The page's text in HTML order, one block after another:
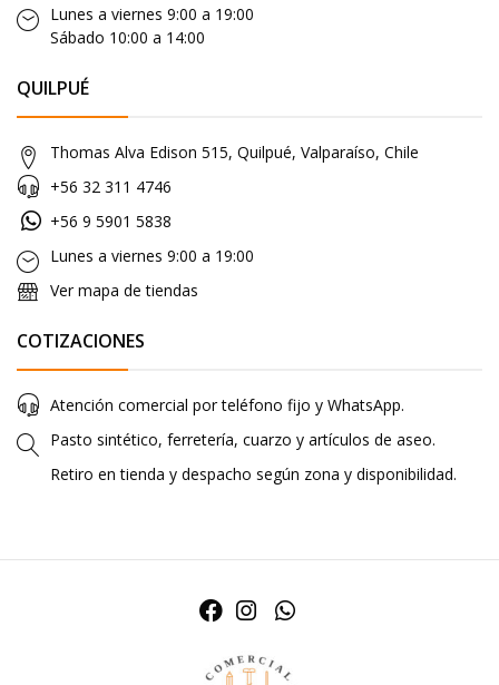
Lunes a viernes 9:00 a 19:00
Sábado 10:00 a 14:00
QUILPUÉ
Thomas Alva Edison 515, Quilpué, Valparaíso, Chile
+56 32 311 4746
+56 9 5901 5838
Lunes a viernes 9:00 a 19:00
Ver mapa de tiendas
COTIZACIONES
Atención comercial por teléfono fijo y WhatsApp.
Pasto sintético, ferretería, cuarzo y artículos de aseo.
Retiro en tienda y despacho según zona y disponibilidad.